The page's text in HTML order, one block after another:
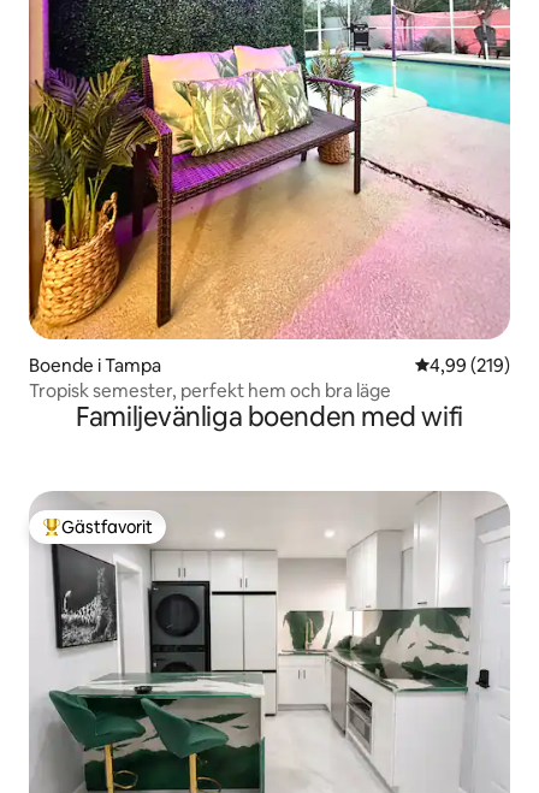
Boende i Tampa 4,99 av 5 i
4,99 (219)
Tropisk semester, perfekt hem och bra läge
Familjevänliga boenden med wifi
Populär gästfavorit
Gästfavorit